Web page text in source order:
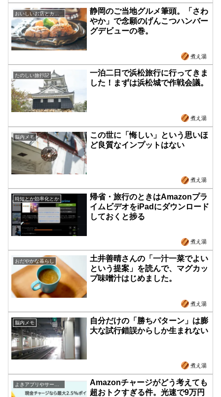
おいしいお店とカフェ
静岡のご当地グルメ筆頭。「さわ
やか」で念願のげんこつハンバー
グデビューの巻。
煮え湯
たのしい旅行記
一泊二日で浜松旅行に行ってきま
した！まずは浜松城で作戦会議。
煮え湯
脳内メモ
この世に「悔しい」という思いほ
ど良質なインプットはない
煮え湯
時短とか効率化とか
帰省・旅行のときはAmazonプラ
イムビデオをiPadにダウンロード
しておくと捗る
煮え湯
おだやかな暮らし
土井善晴さんの「一汁一菜でよい
という提案」を読んで、マグカッ
プ味噌汁はじめました。
煮え湯
脳内メモ
自分だけの「勝ちパターン」は膨
大な試行錯誤からしか生まれない
煮え湯
よきアプリやサービス紹介
Amazonチャージがどう考えても
超おトクすぎる件。光速で9万円